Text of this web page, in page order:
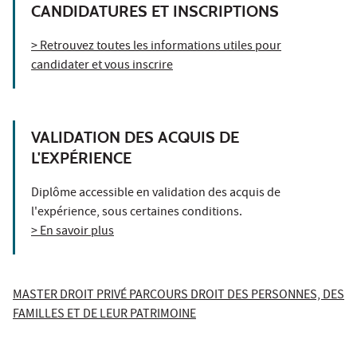
CANDIDATURES ET INSCRIPTIONS
> Retrouvez toutes les informations utiles pour
candidater et vous inscrire
VALIDATION DES ACQUIS DE
L'EXPÉRIENCE
Diplôme accessible en validation des acquis de
l'expérience, sous certaines conditions.
> En savoir plus
MASTER DROIT PRIVÉ PARCOURS DROIT DES PERSONNES, DES
FAMILLES ET DE LEUR PATRIMOINE